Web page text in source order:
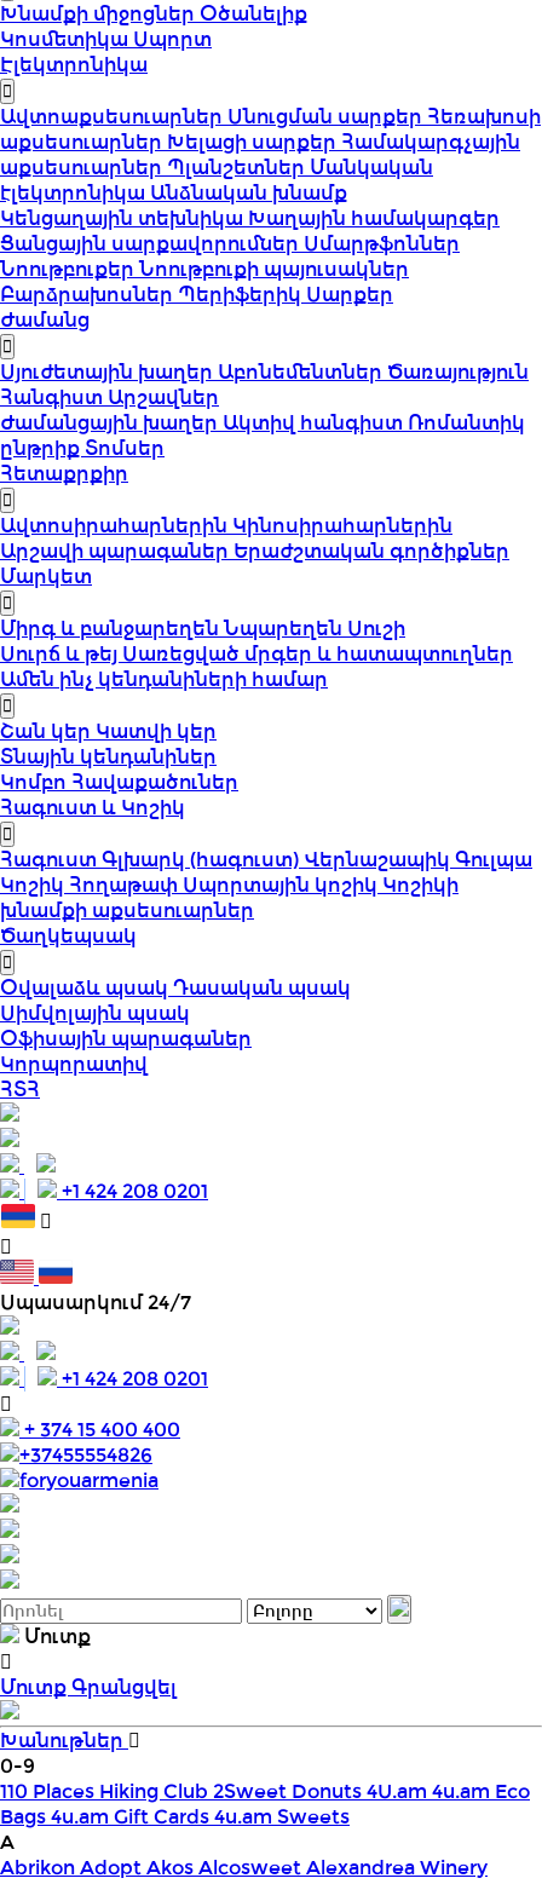
Խնամքի միջոցներ Օծանելիք
Կոսմետիկա Սպորտ
Էլեկտրոնիկա
Ավտոաքսեսուարներ Սնուցման սարքեր Հեռախոսի
աքսեսուարներ Խելացի սարքեր Համակարգչային
աքսեսուարներ Պլանշետներ Մանկական
էլեկտրոնիկա Անձնական խնամք
Կենցաղային տեխնիկա Խաղային համակարգեր
Ցանցային սարքավորումներ Սմարթֆոններ
ՆոութբուքերՆոութբուքի պայուսակներ
Բարձրախոսներ Պերիֆերիկ Սարքեր
Ժամանց
Սյուժետային խաղեր Աբոնեմենտներ Ծառայություն
Հանգիստ Արշավներ
Ժամանցային խաղեր Ակտիվ հանգիստ Ռոմանտիկ
ընթրիք Տոմսեր
Հետաքրքիր
Ավտոսիրահարներին Կինոսիրահարներին
Արշավի պարագաներ Երաժշտական գործիքներ
Մարկետ
Միրգ և բանջարեղենՆպարեղեն Սուշի
Սուրճ և թեյ Սառեցված մրգեր և հատապտուղներ
Ամեն ինչ կենդանիների համար
Շան կեր Կատվի կեր
Տնային կենդանիներ
Կոմբո Հավաքածուներ
Հագուստ և Կոշիկ
Հագուստ Գլխարկ (հագուստ) Վերնաշապիկ Գուլպա
Կոշիկ Հողաթափ Սպորտային կոշիկ Կոշիկի
խնամքի աքսեսուարներ
Ծաղկեպսակ
Օվալաձև պսակ Դասական պսակ
Սիմվոլային պսակ
Օֆիսային պարագաներ
Կորպորատիվ
ՀՏՀ
+1 424 208 0201
Սպասարկում 24/7
+1 424 208 0201
+ 374 15 400 400
+37455554826
foryouarmenia
Մուտք
ՄուտքԳրանցվել
Խանութներ
0-9
110 Places Hiking Club 2Sweet Donuts4U.am 4u.am Eco
Bags4u.am Gift Cards4u.am Sweets
A
AbrikonAdoptAkosAlcosweetAlexandrea Winery